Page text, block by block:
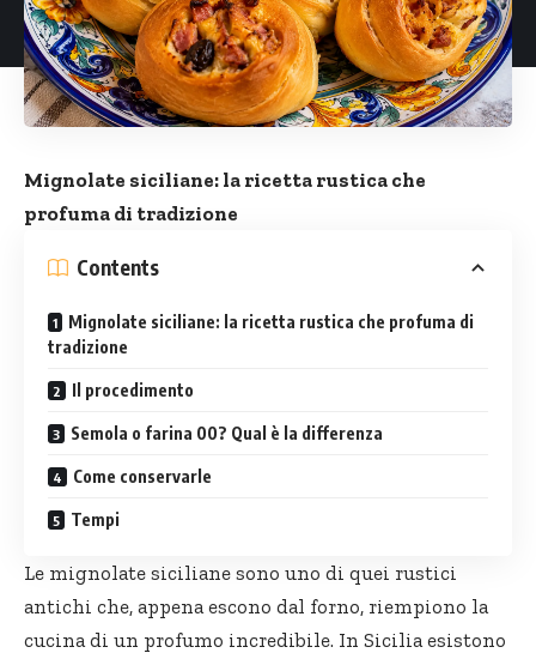
Mignolate siciliane: la ricetta rustica che
profuma di tradizione
Contents
Mignolate siciliane: la ricetta rustica che profuma di
tradizione
Il procedimento
Semola o farina 00? Qual è la differenza
Come conservarle
Tempi
Le mignolate siciliane sono uno di quei rustici
antichi che, appena escono dal forno, riempiono la
cucina di un profumo incredibile. In Sicilia esistono